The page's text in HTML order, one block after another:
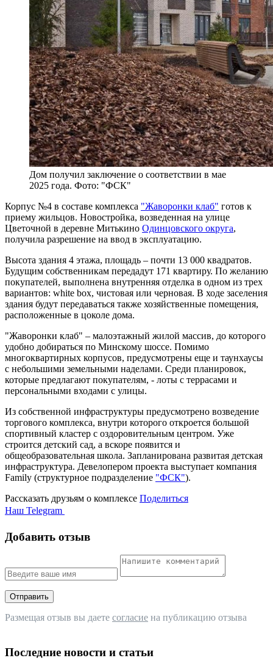
Дом получил заключение о соответствии в мае
2025 года. Фото: "ФСК"
Корпус №4 в составе комплекса "Жаворонки клаб" готов к
приему жильцов. Новостройка, возведенная на улице
Цветочной в деревне Митькино Одинцовского округа,
получила разрешение на ввод в эксплуатацию.
Высота здания 4 этажа, площадь – почти 13 000 квадратов.
Будущим собственникам передадут 171 квартиру. По желанию
покупателей, выполнена внутренняя отделка в одном из трех
вариантов: white box, чистовая или черновая. В ходе заселения
здания будут передаваться также хозяйственные помещения,
расположенные в цоколе дома.
"Жаворонки клаб" – малоэтажный жилой массив, до которого
удобно добираться по Минскому шоссе. Помимо
многоквартирных корпусов, предусмотрены еще и таунхаусы
с небольшими земельными наделами. Среди планировок,
которые предлагают покупателям, - лоты с террасами и
персональными входами с улицы.
Из собственной инфраструктуры предусмотрено возведение
торгового комплекса, внутри которого откроется большой
спортивный кластер с оздоровительным центром. Уже
строится детский сад, а вскоре появится и
общеобразовательная школа. Запланирована развитая детская
инфраструктура. Девелопером проекта выступает компания
Family (структурное подразделение "ФСК").
Рассказать друзьям о комплексе Поделиться
Наш Telegram
Добавить отзыв
Отправить
Размещая отзыв вы даете согласие на публикацию отзыва
Последние новости и статьи